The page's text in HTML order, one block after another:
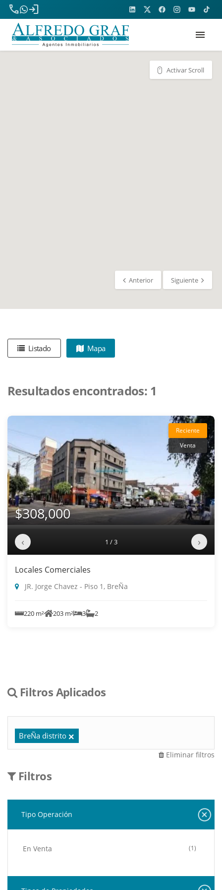
phone
login
menu
Activar Scroll
Anterior Siguiente
Listado Mapa
Resultados encontrados: 1
Reciente
Venta
$308,000
‹ 1 / 3 ›
Locales Comerciales
JR. Jorge Chavez - Piso 1, BreÑa
220 m² 203 m² 3 2
Filtros Aplicados
BreÑa distrito
Eliminar filtros
Filtros
Tipo Operación
En Venta (1)